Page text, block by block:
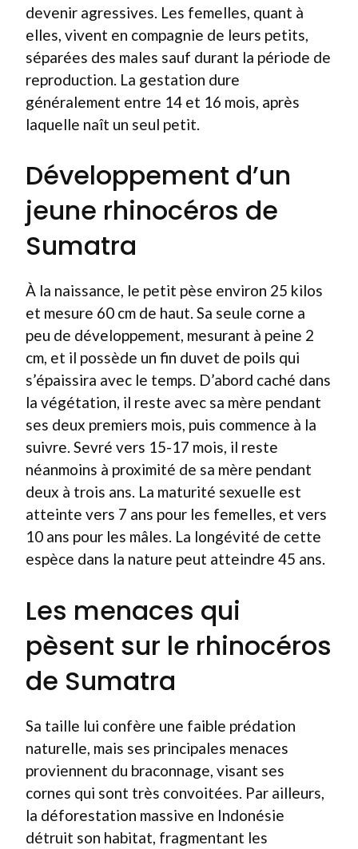
devenir agressives. Les femelles, quant à
elles, vivent en compagnie de leurs petits,
séparées des males sauf durant la période de
reproduction. La gestation dure
généralement entre 14 et 16 mois, après
laquelle naît un seul petit.
Développement d’un
jeune rhinocéros de
Sumatra
À la naissance, le petit pèse environ 25 kilos
et mesure 60 cm de haut. Sa seule corne a
peu de développement, mesurant à peine 2
cm, et il possède un fin duvet de poils qui
s’épaissira avec le temps. D’abord caché dans
la végétation, il reste avec sa mère pendant
ses deux premiers mois, puis commence à la
suivre. Sevré vers 15-17 mois, il reste
néanmoins à proximité de sa mère pendant
deux à trois ans. La maturité sexuelle est
atteinte vers 7 ans pour les femelles, et vers
10 ans pour les mâles. La longévité de cette
espèce dans la nature peut atteindre 45 ans.
Les menaces qui
pèsent sur le rhinocéros
de Sumatra
Sa taille lui confère une faible prédation
naturelle, mais ses principales menaces
proviennent du braconnage, visant ses
cornes qui sont très convoitées. Par ailleurs,
la déforestation massive en Indonésie
détruit son habitat, fragmentant les